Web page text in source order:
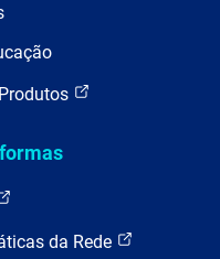
da Rede